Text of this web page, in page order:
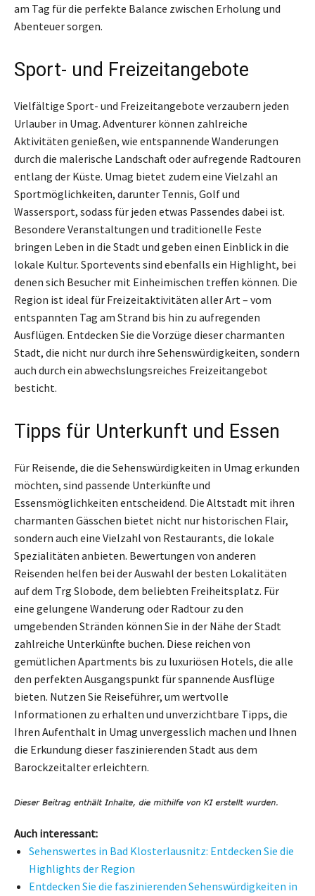
am Tag für die perfekte Balance zwischen Erholung und
Abenteuer sorgen.
Sport- und Freizeitangebote
Vielfältige Sport- und Freizeitangebote verzaubern jeden
Urlauber in Umag. Adventurer können zahlreiche
Aktivitäten genießen, wie entspannende Wanderungen
durch die malerische Landschaft oder aufregende Radtouren
entlang der Küste. Umag bietet zudem eine Vielzahl an
Sportmöglichkeiten, darunter Tennis, Golf und
Wassersport, sodass für jeden etwas Passendes dabei ist.
Besondere Veranstaltungen und traditionelle Feste
bringen Leben in die Stadt und geben einen Einblick in die
lokale Kultur. Sportevents sind ebenfalls ein Highlight, bei
denen sich Besucher mit Einheimischen treffen können. Die
Region ist ideal für Freizeitaktivitäten aller Art – vom
entspannten Tag am Strand bis hin zu aufregenden
Ausflügen. Entdecken Sie die Vorzüge dieser charmanten
Stadt, die nicht nur durch ihre Sehenswürdigkeiten, sondern
auch durch ein abwechslungsreiches Freizeitangebot
besticht.
Tipps für Unterkunft und Essen
Für Reisende, die die Sehenswürdigkeiten in Umag erkunden
möchten, sind passende Unterkünfte und
Essensmöglichkeiten entscheidend. Die Altstadt mit ihren
charmanten Gässchen bietet nicht nur historischen Flair,
sondern auch eine Vielzahl von Restaurants, die lokale
Spezialitäten anbieten. Bewertungen von anderen
Reisenden helfen bei der Auswahl der besten Lokalitäten
auf dem Trg Slobode, dem beliebten Freiheitsplatz. Für
eine gelungene Wanderung oder Radtour zu den
umgebenden Stränden können Sie in der Nähe der Stadt
zahlreiche Unterkünfte buchen. Diese reichen von
gemütlichen Apartments bis zu luxuriösen Hotels, die alle
den perfekten Ausgangspunkt für spannende Ausflüge
bieten. Nutzen Sie Reiseführer, um wertvolle
Informationen zu erhalten und unverzichtbare Tipps, die
Ihren Aufenthalt in Umag unvergesslich machen und Ihnen
die Erkundung dieser faszinierenden Stadt aus dem
Barockzeitalter erleichtern.
Auch interessant:
Sehenswertes in Bad Klosterlausnitz: Entdecken Sie die
Highlights der Region
Entdecken Sie die faszinierenden Sehenswürdigkeiten in